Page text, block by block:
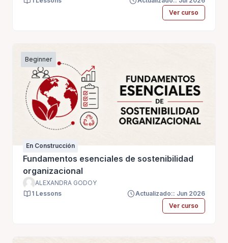
Ver curso
Beginner
En Construcción
Fundamentos esenciales de sostenibilidad
organizacional
ALEXANDRA GODOY
1 Lessons
Actualizado:: Jun 2026
Ver curso